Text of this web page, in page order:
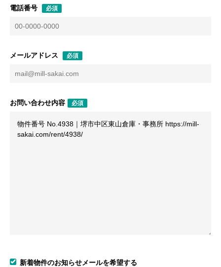
電話番号 必須
メールアドレス 必須
お問い合わせ内容 必須
新着物件のお知らせメールを希望する